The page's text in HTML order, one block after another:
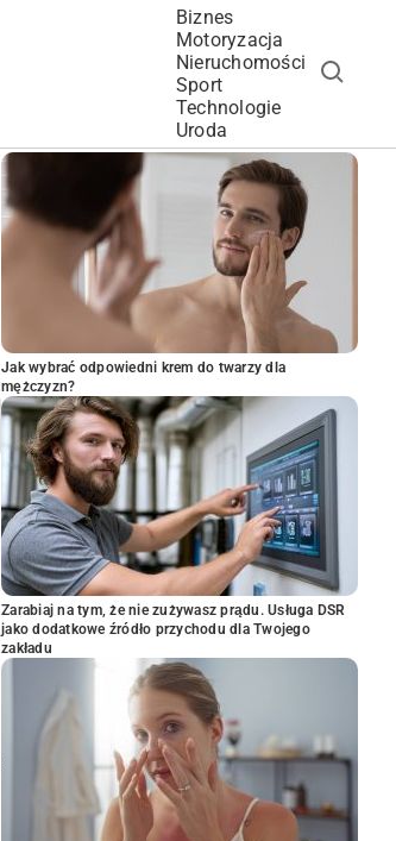
Biznes
Motoryzacja
Nieruchomości
Sport
Technologie
Uroda
POPULARNE ARTYKUŁY
Jak wybrać odpowiedni krem do twarzy dla
mężczyzn?
Zarabiaj na tym, że nie zużywasz prądu. Usługa DSR
jako dodatkowe źródło przychodu dla Twojego
zakładu